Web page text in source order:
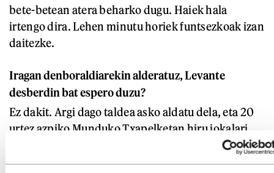
bete-betean atera beharko dugu. Haiek hala
irtengo dira. Lehen minutu horiek funtsezkoak izan
daitezke.
Iragan denboraldiarekin alderatuz, Levante
desberdin bat espero duzu?
Ez dakit. Argi dago taldea asko aldatu dela, eta 20
urtez azpiko Munduko Txapelketan hiru jokalari
garrantzitsu dituztela. Baina uste dut taldea ondo
lehiatuko dela, aurreko sasoian bezala; nahiz eta